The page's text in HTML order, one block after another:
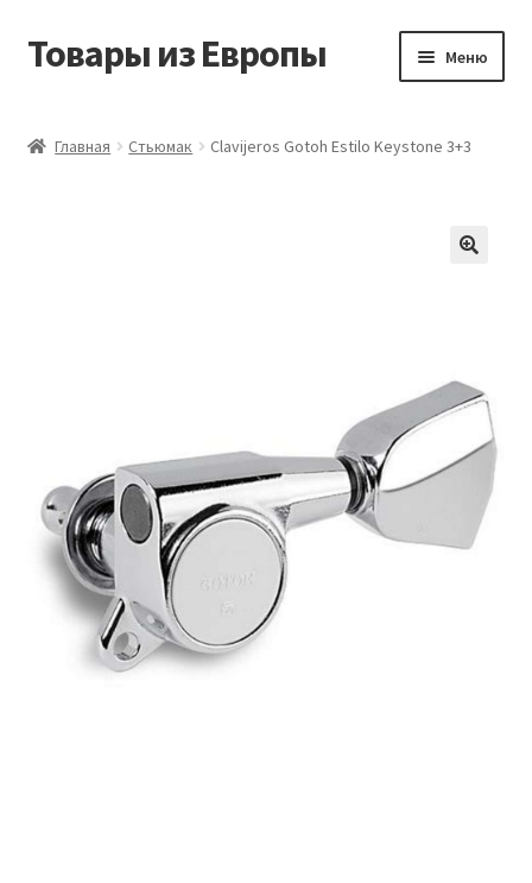
Перейти
Перейти
Товары из Европы Меню
Оставить отзыв
Оформление заказа
Подтверждение заказа
Главная Стьюмак Clavijeros Gotoh Estilo Keystone 3+3